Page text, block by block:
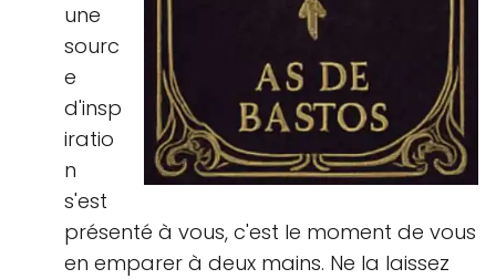
une
sourc
e
d'insp
iratio
n
s'est
présenté à vous, c'est le moment de vous
en emparer à deux mains. Ne la laissez